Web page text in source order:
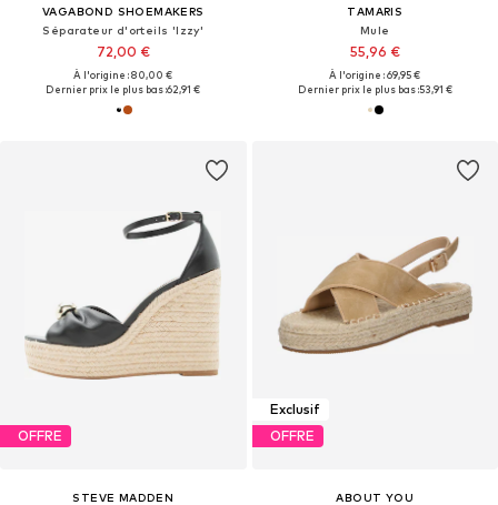
VAGABOND SHOEMAKERS
Séparateur d'orteils 'Izzy'
72,00 €
À l'origine : 80,00 €
Dernier prix le plus bas :62,91 €
TAMARIS
Mule
55,96 €
À l'origine : 69,95 €
Dernier prix le plus bas :53,91 €
OFFRE
STEVE MADDEN
Exclusif
OFFRE
ABOUT YOU